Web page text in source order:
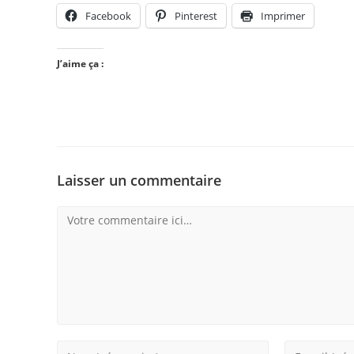
Facebook Pinterest Imprimer
J’aime ça :
Laisser un commentaire
Comment
Enter
Enter